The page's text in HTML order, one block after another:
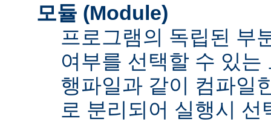
모듈 (Module)
프로그램의 독립된 부
여부를 선택할 수 있
행파일과 같이 컴파일
로 분리되어 실행시